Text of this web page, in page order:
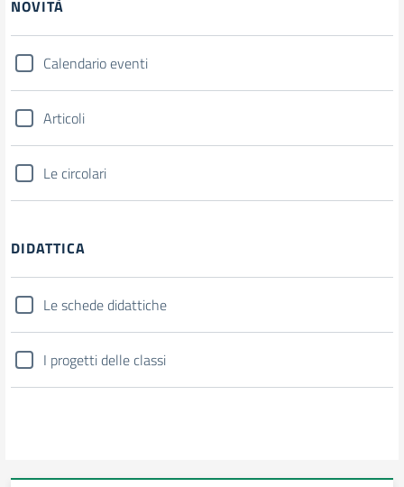
NOVITÀ
Calendario eventi
Articoli
Le circolari
DIDATTICA
Le schede didattiche
I progetti delle classi